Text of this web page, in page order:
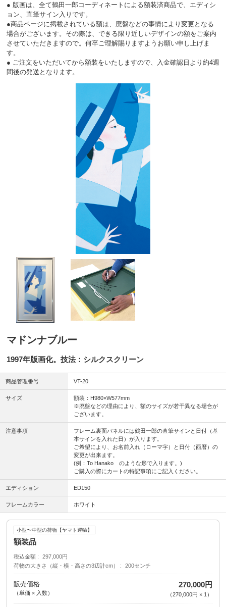
● 版画は、全て鶴田一郎コーディネートによる額装済商品で、エディシ
ョン、直筆サイン入りです。
●商品ページに掲載されている額は、廃盤などの事情により変更となる
場合がございます。その際は、できる限り近しいデザインの額をご案内
させていただきますので。何卒ご理解賜りますようお願い申し上げま
す。
● ご注文をいただいてから額装をいたしますので、入金確認日より約4週
間後の発送となります。
マドンナブルー
1997年版画化。技法：シルクスクリーン
商品管理番号 VT-20
サイズ
額装：H980×W577mm
※廃盤などの理由により、額のサイズが若干異なる場合が
ございます。
注意事項
フレーム裏面パネルには鶴田一郎の直筆サインと日付（基
本サインを入れた日）が入ります。
ご希望により、お名前入れ（ローマ字）と日付（西暦）の
変更が出来ます。
(例：To Hanako のような形で入ります。)
ご購入の際にカートの特記事項にご記入ください。
エディション ED150
フレームカラー ホワイト
小型〜中型の荷物【ヤマト運輸】
額装品
税込金額
297,000円
荷物の大きさ（縦・横・高さの3辺計cm）
200センチ
販売価格
（単価 × 入数）
270,000円
（270,000円 × 1 ）